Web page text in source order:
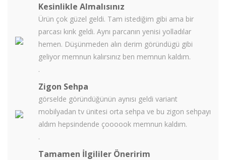
Kesinlikle Almalısınız
Ürün çok güzel geldi. Tam istediğim gibi ama bir
parcası kırık geldi. Aynı parcanın yenisi yolladılar
hemen. Düşünmeden alın derim göründügü gibi
geliyor memnun kalırsınız ben memnun kaldım.
.
Zigon Sehpa
görselde göründüğünün aynısı geldi variant
mobilyadan tv ünitesi orta sehpa ve bu zigon sehpayı
aldım hepsindende çoooook memnun kaldım.
.
Tamamen İlgililer Öneririm